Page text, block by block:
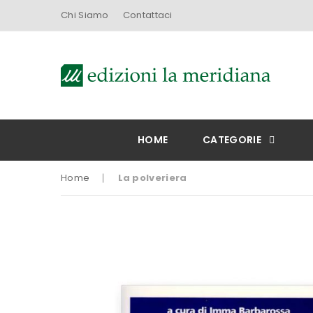
Chi Siamo Contattaci
HOME CATEGORIE
Home La polveriera